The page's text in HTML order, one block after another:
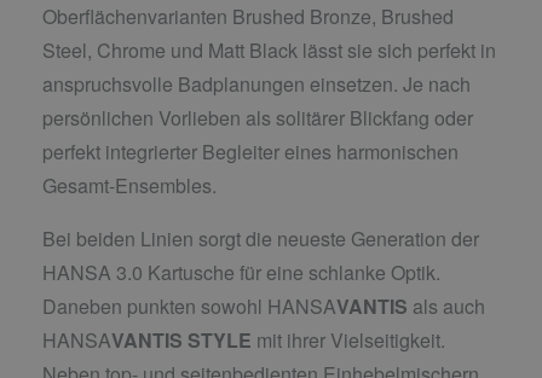
Oberflächenvarianten Brushed Bronze, Brushed
Steel, Chrome und Matt Black lässt sie sich perfekt in
anspruchsvolle Badplanungen einsetzen. Je nach
persönlichen Vorlieben als solitärer Blickfang oder
perfekt integrierter Begleiter eines harmonischen
Gesamt-Ensembles.
Bei beiden Linien sorgt die neueste Generation der
HANSA 3.0 Kartusche für eine schlanke Optik.
Daneben punkten sowohl HANSAVANTIS als auch
HANSAVANTIS STYLE mit ihrer Vielseitigkeit.